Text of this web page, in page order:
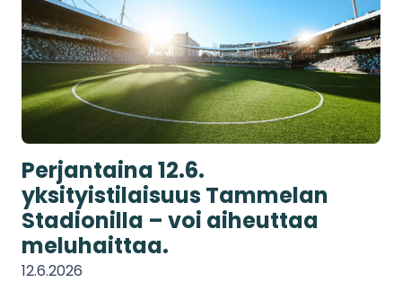
Perjantaina 12.6.
yksityistilaisuus Tammelan
Stadionilla – voi aiheuttaa
meluhaittaa.
12.6.2026